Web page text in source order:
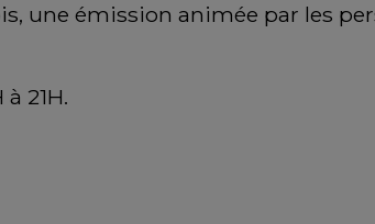
une émission animée par les
21H.